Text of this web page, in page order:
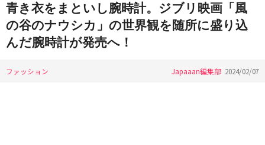
青き衣をまといし腕時計。ジブリ映画「風
の谷のナウシカ」の世界観を随所に盛り込
んだ腕時計が発売へ！
ファッション Japaaan編集部 2024/02/07